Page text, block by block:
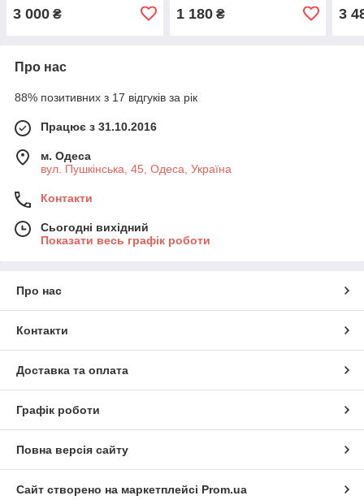
3 000 ₴ 1 180₴ 3
Про нас
88% позитивних з 17 відгуків за рік
Працює з 31.10.2016
м. Одеса
вул. Пушкінська, 45, Одеса, Україна
Контакти
Сьогодні вихідний
Показати весь графік роботи
Про нас
Контакти
Доставка та оплата
Графік роботи
Повна версія сайту
Сайт створено на маркетплейсі Prom.ua